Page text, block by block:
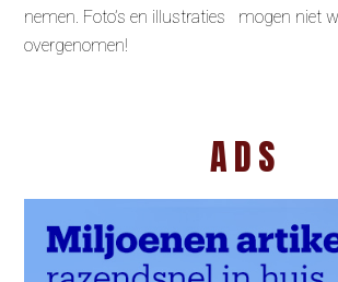
nemen. Foto’s en illustraties mogen niet
overgenomen!
ADS